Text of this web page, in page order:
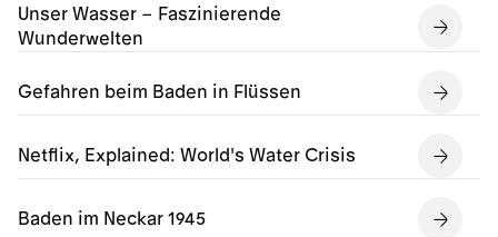
Unser Wasser – Faszinierende
Wunderwelten
Gefahren beim Baden in Flüssen
Netflix, Explained: World's Water Crisis
Baden im Neckar 1945